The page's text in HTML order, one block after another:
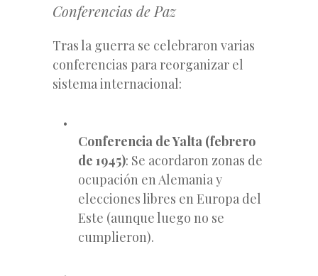
Conferencias de Paz
Tras la guerra se celebraron varias
conferencias para reorganizar el
sistema internacional:
Conferencia de Yalta (febrero
de 1945): Se acordaron zonas de
ocupación en Alemania y
elecciones libres en Europa del
Este (aunque luego no se
cumplieron).